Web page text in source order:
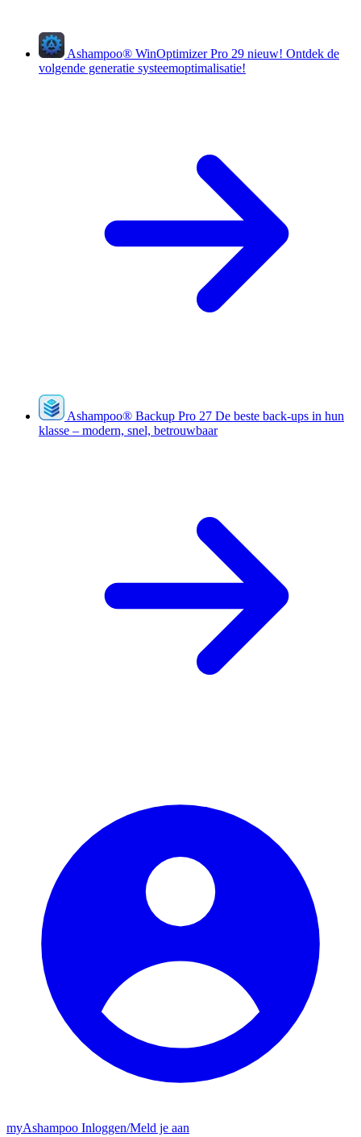
Ashampoo® WinOptimizer Pro 29 nieuw! Ontdek de
volgende generatie systeemoptimalisatie!
Ashampoo® Backup Pro 27 De beste back-ups in hun
klasse – modern, snel, betrouwbaar
myAshampoo Inloggen/Meld je aan